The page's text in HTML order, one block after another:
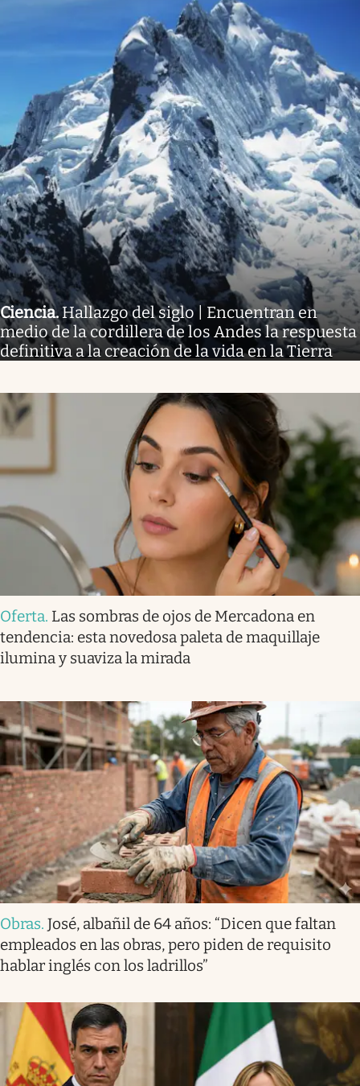
Ciencia. Hallazgo del siglo | Encuentran en
medio de la cordillera de los Andes la respuesta
definitiva a la creación de la vida en la Tierra
Oferta. Las sombras de ojos de Mercadona en
tendencia: esta novedosa paleta de maquillaje
ilumina y suaviza la mirada
Obras. José, albañil de 64 años: “Dicen que faltan
empleados en las obras, pero piden de requisito
hablar inglés con los ladrillos”